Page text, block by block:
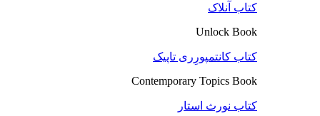
کتاب آنلاک
Unlock Book
کتاب کانتمپورِری تاپیک
Contemporary Topics Book
کتاب نورث استار